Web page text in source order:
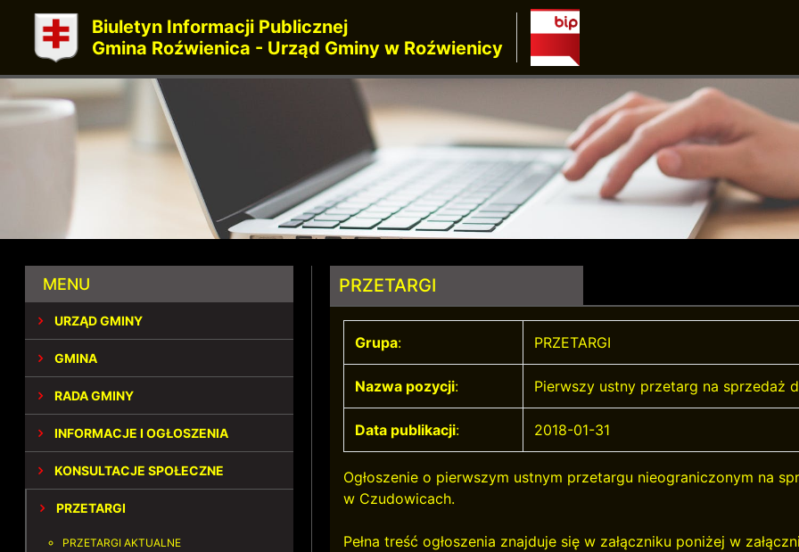
Biuletyn Informacji Publicznej
Gmina Roźwienica - Urząd Gminy w Roźwienicy
MENU
URZĄD GMINY
GMINA
RADA GMINY
INFORMACJE I OGŁOSZENIA
KONSULTACJE SPOŁECZNE
PRZETARGI
PRZETARGI AKTUALNE
PRZETARGI
Grupa: PRZETARGI
Nazwa pozycji: Pierwszy ustny przetarg na sprzedaż
Data publikacji: 2018-01-31
Ogłoszenie o pierwszym ustnym przetargu nieograniczonym na
w Czudowicach.
Pełna treść ogłoszenia znajduje się w załączniku poniżej w